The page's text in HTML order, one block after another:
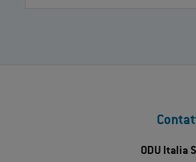
ODU Italia